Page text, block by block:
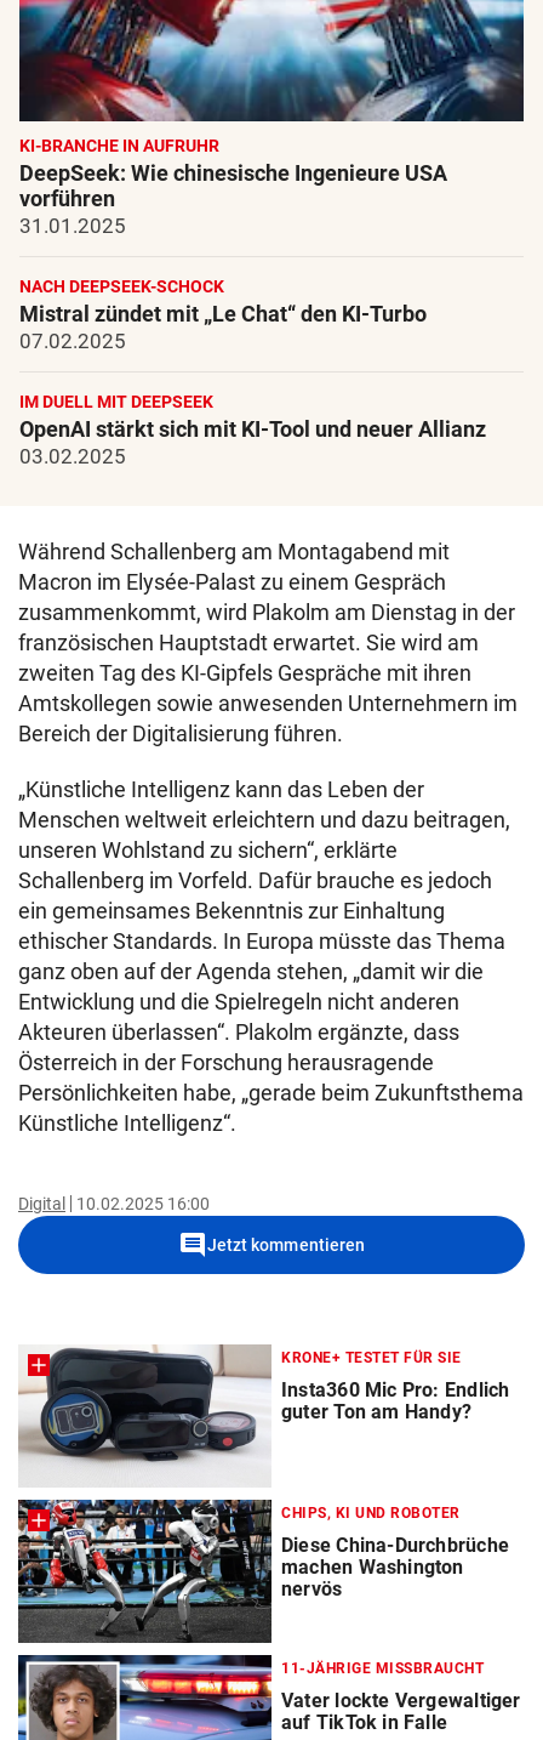
KI-BRANCHE IN AUFRUHR
DeepSeek: Wie chinesische Ingenieure USA
vorführen
31.01.2025
NACH DEEPSEEK-SCHOCK
Mistral zündet mit „Le Chat“ den KI-Turbo
07.02.2025
IM DUELL MIT DEEPSEEK
OpenAI stärkt sich mit KI-Tool und neuer Allianz
03.02.2025
Während Schallenberg am Montagabend mit
Macron im Elysée-Palast zu einem Gespräch
zusammenkommt, wird Plakolm am Dienstag in der
französischen Hauptstadt erwartet. Sie wird am
zweiten Tag des KI-Gipfels Gespräche mit ihren
Amtskollegen sowie anwesenden Unternehmern im
Bereich der Digitalisierung führen.
„Künstliche Intelligenz kann das Leben der
Menschen weltweit erleichtern und dazu beitragen,
unseren Wohlstand zu sichern“, erklärte
Schallenberg im Vorfeld. Dafür brauche es jedoch
ein gemeinsames Bekenntnis zur Einhaltung
ethischer Standards. In Europa müsste das Thema
ganz oben auf der Agenda stehen, „damit wir die
Entwicklung und die Spielregeln nicht anderen
Akteuren überlassen“. Plakolm ergänzte, dass
Österreich in der Forschung herausragende
Persönlichkeiten habe, „gerade beim Zukunftsthema
Künstliche Intelligenz“.
Digital 10.02.2025 16:00
commentJetzt kommentieren
KRONE+ TESTET FÜR SIE
Insta360 Mic Pro: Endlich
guter Ton am Handy?
CHIPS, KI UND ROBOTER
Diese China-Durchbrüche
machen Washington
nervös
11-JÄHRIGE MISSBRAUCHT
Vater lockte Vergewaltiger
auf TikTok in Falle